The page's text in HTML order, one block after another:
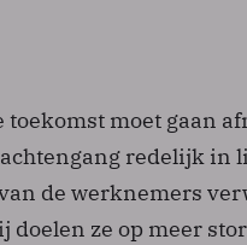
moet gaan
redelijk in
de werknemers
ze op meer